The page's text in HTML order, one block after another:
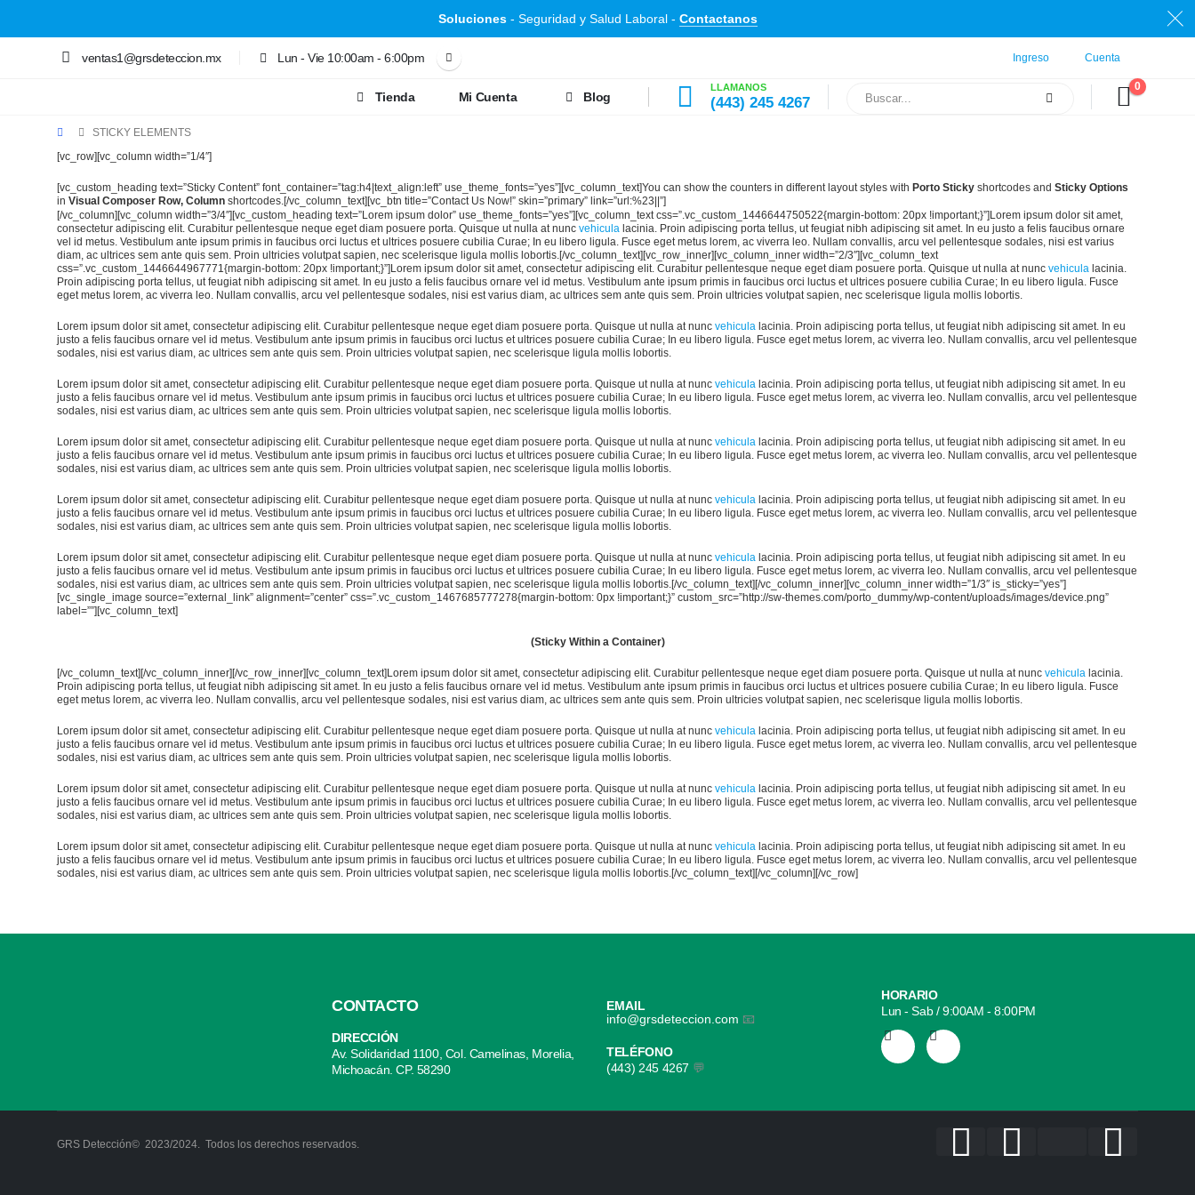
Soluciones- Seguridad y Salud Laboral - Contactanos
ventas1@grsdeteccion.mx Lun - Vie 10:00am - 6:00pm Ingreso Cuenta
Tienda Mi Cuenta Blog
LLAMANOS
(443) 245 4267
0
STICKY ELEMENTS
[vc_row][vc_column width=”1/4″]
[vc_custom_heading text=”Sticky Content” font_container=”tag:h4|text_align:left” use_theme_fonts=”yes”][vc_column_text]You can show the counters in different layout styles with Porto Sticky shortcodes and Sticky Options
in Visual Composer Row, Column shortcodes.[/vc_column_text][vc_btn title=”Contact Us Now!” skin=”primary” link=”url:%23||”]
[/vc_column][vc_column width=”3/4″][vc_custom_heading text=”Lorem ipsum dolor” use_theme_fonts=”yes”][vc_column_text css=”.vc_custom_1446644750522{margin-bottom: 20px !important;}”]Lorem ipsum dolor sit amet,
consectetur adipiscing elit. Curabitur pellentesque neque eget diam posuere porta. Quisque ut nulla at nunc vehicula lacinia. Proin adipiscing porta tellus, ut feugiat nibh adipiscing sit amet. In eu justo a felis faucibus ornare
vel id metus. Vestibulum ante ipsum primis in faucibus orci luctus et ultrices posuere cubilia Curae; In eu libero ligula. Fusce eget metus lorem, ac viverra leo. Nullam convallis, arcu vel pellentesque sodales, nisi est varius
diam, ac ultrices sem ante quis sem. Proin ultricies volutpat sapien, nec scelerisque ligula mollis lobortis.[/vc_column_text][vc_row_inner][vc_column_inner width=”2/3″][vc_column_text
css=”.vc_custom_1446644967771{margin-bottom: 20px !important;}”]Lorem ipsum dolor sit amet, consectetur adipiscing elit. Curabitur pellentesque neque eget diam posuere porta. Quisque ut nulla at nunc vehicula lacinia.
Proin adipiscing porta tellus, ut feugiat nibh adipiscing sit amet. In eu justo a felis faucibus ornare vel id metus. Vestibulum ante ipsum primis in faucibus orci luctus et ultrices posuere cubilia Curae; In eu libero ligula. Fusce
eget metus lorem, ac viverra leo. Nullam convallis, arcu vel pellentesque sodales, nisi est varius diam, ac ultrices sem ante quis sem. Proin ultricies volutpat sapien, nec scelerisque ligula mollis lobortis.
Lorem ipsum dolor sit amet, consectetur adipiscing elit. Curabitur pellentesque neque eget diam posuere porta. Quisque ut nulla at nunc vehicula lacinia. Proin adipiscing porta tellus, ut feugiat nibh adipiscing sit amet. In eu
justo a felis faucibus ornare vel id metus. Vestibulum ante ipsum primis in faucibus orci luctus et ultrices posuere cubilia Curae; In eu libero ligula. Fusce eget metus lorem, ac viverra leo. Nullam convallis, arcu vel pellentesque
sodales, nisi est varius diam, ac ultrices sem ante quis sem. Proin ultricies volutpat sapien, nec scelerisque ligula mollis lobortis.
Lorem ipsum dolor sit amet, consectetur adipiscing elit. Curabitur pellentesque neque eget diam posuere porta. Quisque ut nulla at nunc vehicula lacinia. Proin adipiscing porta tellus, ut feugiat nibh adipiscing sit amet. In eu
justo a felis faucibus ornare vel id metus. Vestibulum ante ipsum primis in faucibus orci luctus et ultrices posuere cubilia Curae; In eu libero ligula. Fusce eget metus lorem, ac viverra leo. Nullam convallis, arcu vel pellentesque
sodales, nisi est varius diam, ac ultrices sem ante quis sem. Proin ultricies volutpat sapien, nec scelerisque ligula mollis lobortis.
Lorem ipsum dolor sit amet, consectetur adipiscing elit. Curabitur pellentesque neque eget diam posuere porta. Quisque ut nulla at nunc vehicula lacinia. Proin adipiscing porta tellus, ut feugiat nibh adipiscing sit amet. In eu
justo a felis faucibus ornare vel id metus. Vestibulum ante ipsum primis in faucibus orci luctus et ultrices posuere cubilia Curae; In eu libero ligula. Fusce eget metus lorem, ac viverra leo. Nullam convallis, arcu vel pellentesque
sodales, nisi est varius diam, ac ultrices sem ante quis sem. Proin ultricies volutpat sapien, nec scelerisque ligula mollis lobortis.
Lorem ipsum dolor sit amet, consectetur adipiscing elit. Curabitur pellentesque neque eget diam posuere porta. Quisque ut nulla at nunc vehicula lacinia. Proin adipiscing porta tellus, ut feugiat nibh adipiscing sit amet. In eu
justo a felis faucibus ornare vel id metus. Vestibulum ante ipsum primis in faucibus orci luctus et ultrices posuere cubilia Curae; In eu libero ligula. Fusce eget metus lorem, ac viverra leo. Nullam convallis, arcu vel pellentesque
sodales, nisi est varius diam, ac ultrices sem ante quis sem. Proin ultricies volutpat sapien, nec scelerisque ligula mollis lobortis.
Lorem ipsum dolor sit amet, consectetur adipiscing elit. Curabitur pellentesque neque eget diam posuere porta. Quisque ut nulla at nunc vehicula lacinia. Proin adipiscing porta tellus, ut feugiat nibh adipiscing sit amet. In eu
justo a felis faucibus ornare vel id metus. Vestibulum ante ipsum primis in faucibus orci luctus et ultrices posuere cubilia Curae; In eu libero ligula. Fusce eget metus lorem, ac viverra leo. Nullam convallis, arcu vel pellentesque
sodales, nisi est varius diam, ac ultrices sem ante quis sem. Proin ultricies volutpat sapien, nec scelerisque ligula mollis lobortis.[/vc_column_text][/vc_column_inner][vc_column_inner width=”1/3″ is_sticky=”yes”]
[vc_single_image source=”external_link” alignment=”center” css=”.vc_custom_1467685777278{margin-bottom: 0px !important;}” custom_src=”http://sw-themes.com/porto_dummy/wp-content/uploads/images/device.png”
label=””][vc_column_text]
(Sticky Within a Container)
[/vc_column_text][/vc_column_inner][/vc_row_inner][vc_column_text]Lorem ipsum dolor sit amet, consectetur adipiscing elit. Curabitur pellentesque neque eget diam posuere porta. Quisque ut nulla at nunc vehicula lacinia.
Proin adipiscing porta tellus, ut feugiat nibh adipiscing sit amet. In eu justo a felis faucibus ornare vel id metus. Vestibulum ante ipsum primis in faucibus orci luctus et ultrices posuere cubilia Curae; In eu libero ligula. Fusce
eget metus lorem, ac viverra leo. Nullam convallis, arcu vel pellentesque sodales, nisi est varius diam, ac ultrices sem ante quis sem. Proin ultricies volutpat sapien, nec scelerisque ligula mollis lobortis.
Lorem ipsum dolor sit amet, consectetur adipiscing elit. Curabitur pellentesque neque eget diam posuere porta. Quisque ut nulla at nunc vehicula lacinia. Proin adipiscing porta tellus, ut feugiat nibh adipiscing sit amet. In eu
justo a felis faucibus ornare vel id metus. Vestibulum ante ipsum primis in faucibus orci luctus et ultrices posuere cubilia Curae; In eu libero ligula. Fusce eget metus lorem, ac viverra leo. Nullam convallis, arcu vel pellentesque
sodales, nisi est varius diam, ac ultrices sem ante quis sem. Proin ultricies volutpat sapien, nec scelerisque ligula mollis lobortis.
Lorem ipsum dolor sit amet, consectetur adipiscing elit. Curabitur pellentesque neque eget diam posuere porta. Quisque ut nulla at nunc vehicula lacinia. Proin adipiscing porta tellus, ut feugiat nibh adipiscing sit amet. In eu
justo a felis faucibus ornare vel id metus. Vestibulum ante ipsum primis in faucibus orci luctus et ultrices posuere cubilia Curae; In eu libero ligula. Fusce eget metus lorem, ac viverra leo. Nullam convallis, arcu vel pellentesque
sodales, nisi est varius diam, ac ultrices sem ante quis sem. Proin ultricies volutpat sapien, nec scelerisque ligula mollis lobortis.
Lorem ipsum dolor sit amet, consectetur adipiscing elit. Curabitur pellentesque neque eget diam posuere porta. Quisque ut nulla at nunc vehicula lacinia. Proin adipiscing porta tellus, ut feugiat nibh adipiscing sit amet. In eu
justo a felis faucibus ornare vel id metus. Vestibulum ante ipsum primis in faucibus orci luctus et ultrices posuere cubilia Curae; In eu libero ligula. Fusce eget metus lorem, ac viverra leo. Nullam convallis, arcu vel pellentesque
sodales, nisi est varius diam, ac ultrices sem ante quis sem. Proin ultricies volutpat sapien, nec scelerisque ligula mollis lobortis.[/vc_column_text][/vc_column][/vc_row]
CONTACTO
DIRECCIÓN
Av. Solidaridad 1100, Col. Camelinas, Morelia,
Michoacán. CP. 58290
EMAIL
info@grsdeteccion.com 📧
TELÉFONO
(443) 245 4267 💬
HORARIO
Lun - Sab / 9:00AM - 8:00PM
GRS Detección© 2023/2024. Todos los derechos reservados.